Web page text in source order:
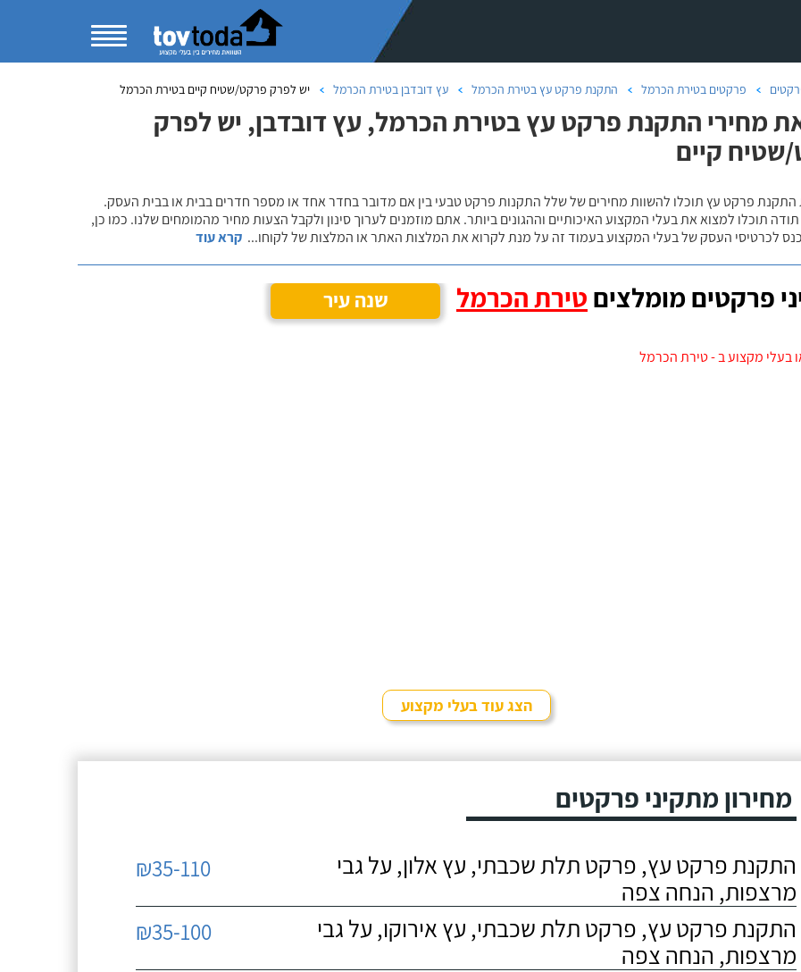
פרקטים בטירת הכרמל התקנת פרקט עץ בטירת הכרמל עץ דובדבן בטירת הכרמל יש לפרק פרקט/שטיח קיים בטירת הכרמל
מחירי התקנת פרקט עץ בטירת הכרמל, עץ דובדבן, יש לפרק
שטיח קיים
התקנת פרקט עץ תוכלו להשוות מחירים של שלל התקנות פרקט טבעי בין אם מדובר בחדר אחד או מספר חדרים בבית או בבית העסק.
תוכלו למצוא את בעלי המקצוע האיכותיים וההגונים ביותר. אתם מוזמנים לערוך סינון ולקבל הצעות מחיר מהמומחים שלנו. כמו כן,
לכרטיסי העסק של בעלי המקצוע בעמוד זה על מנת לקרוא את המלצות האתר או המלצות של לקוחו... קרא עוד
פרקטים מומלצים טירת הכרמל שנה עיר
בעלי מקצוע ב - טירת הכרמל
הצג עוד בעלי מקצוע
מחירון מתקיני פרקטים
התקנת פרקט עץ, פרקט תלת שכבתי, עץ אלון, על גבי
מרצפות, הנחה צפה
₪35-110
התקנת פרקט עץ, פרקט תלת שכבתי, עץ אירוקו, על גבי
מרצפות, הנחה צפה
₪35-100